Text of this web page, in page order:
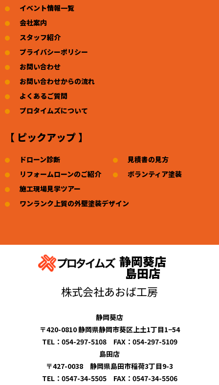
イベント情報一覧
会社案内
スタッフ紹介
プライバシーポリシー
お問い合わせ
お問い合わせからの流れ
よくあるご質問
プロタイムズについて
【 ピックアップ 】
ドローン診断
リフォームローンのご紹介
見積書の見方
ボランティア塗装
施工現場見学ツアー
ワンランク上質の外壁塗装デザイン
静岡葵店
島田店
株式会社あおば工房
静岡葵店
〒420-0810 静岡県静岡市葵区上土1丁目1−54
TEL：054-297-5108 FAX：054-297-5109
島田店
〒427-0038 静岡県島田市稲荷3丁目9-3
TEL：0547-34-5505 FAX：0547-34-5506